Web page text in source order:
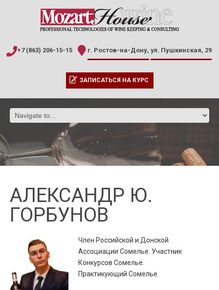
+7 (863) 206-15-15 г. Ростов-на-Дону, ул. Пушкинская, 29
ЗАПИСАТЬСЯ НА КУРС
АЛЕКСАНДР Ю.
ГОРБУНОВ
Член Российской и Донской
Ассоциации Сомелье. Участник
Конкурсов Сомелье.
Практикующий Сомелье.